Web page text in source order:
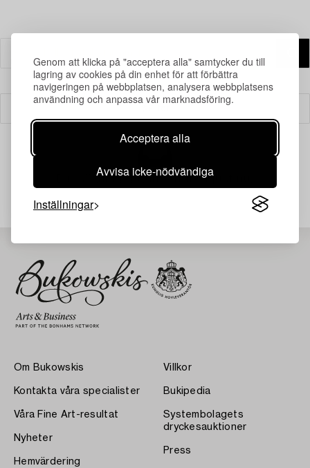
Genom att klicka på "acceptera alla" samtycker du till
lagring av cookies på din enhet för att förbättra
navigeringen på webbplatsen, analysera webbplatsens
användning och anpassa vår marknadsföring.
Acceptera alla
Avvisa icke-nödvändiga
Inställningar
Din sökning gav ingen träff just nu.
Om Bukowskis
Kontakta våra specialister
Våra Fine Art-resultat
Nyheter
Hemvärdering
Villkor
Bukipedia
Systembolagets
dryckesauktioner
Press